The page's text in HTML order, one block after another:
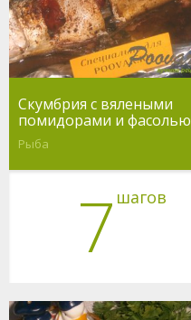
Скумбрия с вялеными
помидорами и фасолью
Рыба
7 шагов